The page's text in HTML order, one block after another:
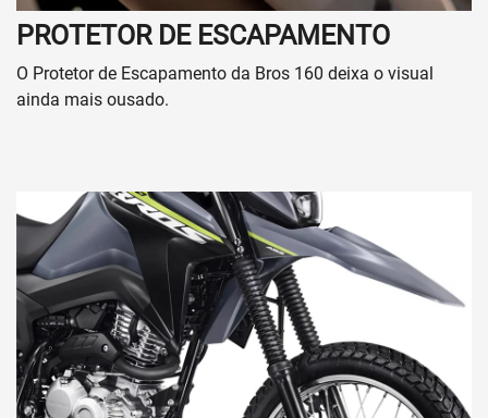
PROTETOR DE ESCAPAMENTO
O Protetor de Escapamento da Bros 160 deixa o visual
ainda mais ousado.